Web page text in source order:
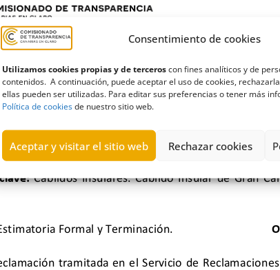
Consentimiento de cookies
Utilizamos cookies propias y de terceroscon fines analíticos y de
contenidos. A continuación, puede aceptar el uso de cookies,
ellas pueden ser utilizadas. Para editar sus preferencias o tener más
Política de cookiesde nuestro sitio web.
Aceptar y visitar el sitio web Rechazar cookies